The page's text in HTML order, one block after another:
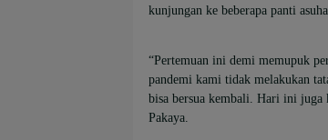
kunjungan ke beberapa panti
“Pertemuan ini demi memupuk
pandemi kami tidak melakukan
bisa bersua kembali. Hari ini juga
Pakaya.